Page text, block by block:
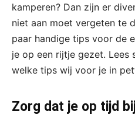
kamperen? Dan zijn er
niet aan moet vergeten te
paar handige tips voor de
je op een rijtje gezet. Lees
welke tips wij voor je in
Zorg dat je op tijd